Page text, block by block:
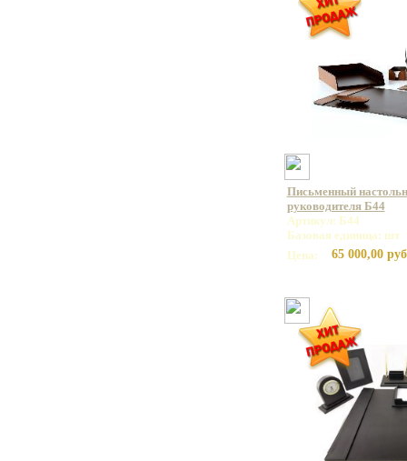
Письменный
руководителя Б44
Артикул: Б44
Базовая единица: шт
Цена:
65 000,00